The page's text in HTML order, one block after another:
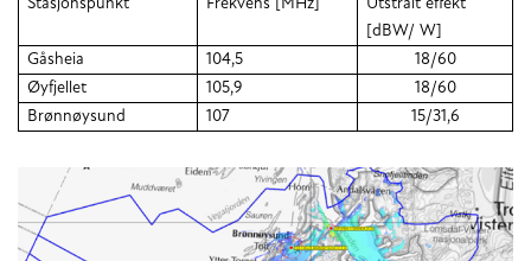
Stasjonspunkt Frekvens [MHz]
Utstrålt effekt
[dBW/ W]
Gåsheia
104,5
18/60
Øyfjellet
105,9
18/60
Brønnøysund
107 15/31,6